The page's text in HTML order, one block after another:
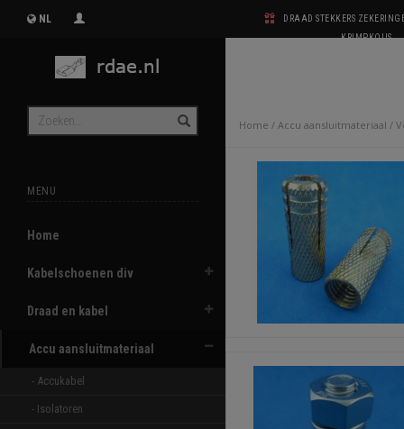
NL
DRAAD STEKKERS
KRIMPKOUS
MENU
Home
Kabelschoenen div
Draad en kabel
Accu aansluitmateriaal
- Accukabel
- Isolatoren
Home / Accu aansluitmateriaal /